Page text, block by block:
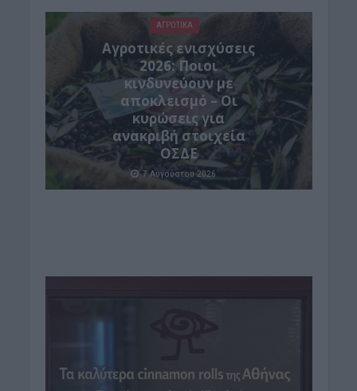
ΑΓΡΟΤΙΚΑ
Αγροτικές ενισχύσεις
2026: Ποιοι
κινδυνεύουν με
αποκλεισμό – Οι
κυρώσεις για
ανακριβή στοιχεία
ΟΣΔΕ
7 Αυγούστου 2026